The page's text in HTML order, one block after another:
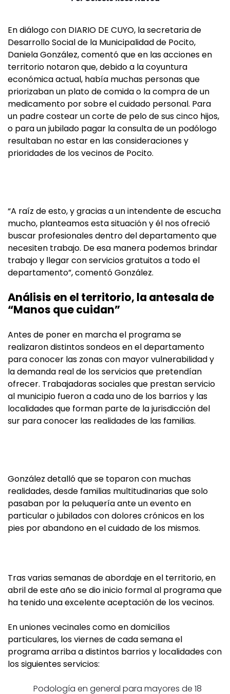
En diálogo con DIARIO DE CUYO, la secretaria de
Desarrollo Social de la Municipalidad de Pocito,
Daniela González, comentó que en las acciones en
territorio notaron que, debido a la coyuntura
económica actual, había muchas personas que
priorizaban un plato de comida o la compra de un
medicamento por sobre el cuidado personal. Para
un padre costear un corte de pelo de sus cinco hijos,
o para un jubilado pagar la consulta de un podólogo
resultaban no estar en las consideraciones y
prioridades de los vecinos de Pocito.
“A raíz de esto, y gracias a un intendente de escucha
mucho, planteamos esta situación y él nos ofreció
buscar profesionales dentro del departamento que
necesiten trabajo. De esa manera podemos brindar
trabajo y llegar con servicios gratuitos a todo el
departamento”, comentó González.
Análisis en el territorio, la antesala de
“Manos que cuidan”
Antes de poner en marcha el programa se
realizaron distintos sondeos en el departamento
para conocer las zonas con mayor vulnerabilidad y
la demanda real de los servicios que pretendían
ofrecer. Trabajadoras sociales que prestan servicio
al municipio fueron a cada uno de los barrios y las
localidades que forman parte de la jurisdicción del
sur para conocer las realidades de las familias.
González detalló que se toparon con muchas
realidades, desde familias multitudinarias que solo
pasaban por la peluquería ante un evento en
particular o jubilados con dolores crónicos en los
pies por abandono en el cuidado de los mismos.
Tras varias semanas de abordaje en el territorio, en
abril de este año se dio inicio formal al programa que
ha tenido una excelente aceptación de los vecinos.
En uniones vecinales como en domicilios
particulares, los viernes de cada semana el
programa arriba a distintos barrios y localidades con
los siguientes servicios:
Podología en general para mayores de 18